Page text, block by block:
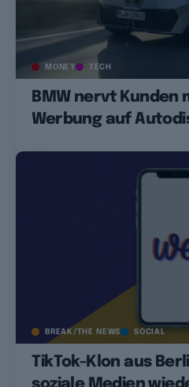
MONEY TECH
BMW nervt Kunden
Werbung auf
BREAK/THE NEWS SOCIAL
TikTok-Klon aus